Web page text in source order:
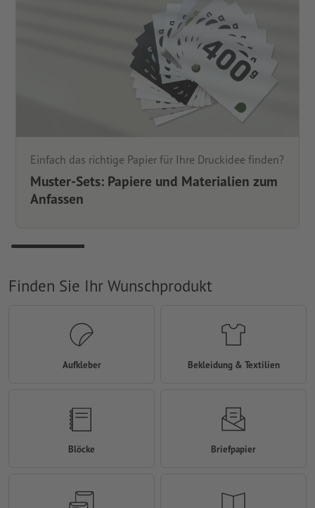
Einfach das richtige Papier für Ihre Druckidee finden?
Muster-Sets: Papiere und Materialien zum
Anfassen
Finden Sie Ihr Wunschprodukt
Aufkleber Bekleidung & Textilien
Blöcke Briefpapier